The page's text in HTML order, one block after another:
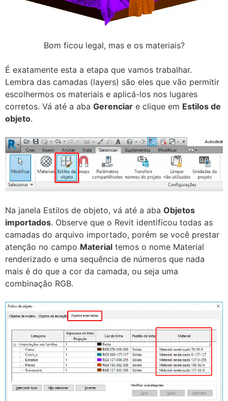
Bom ficou legal, mas e os materiais?
É exatamente esta a etapa que vamos trabalhar.
Lembra das camadas (layers) são eles que vão permitir
escolhermos os materiais e aplicá-los nos lugares
corretos. Vá até a aba Gerenciar e clique em Estilos de
objeto.
Na janela Estilos de objeto, vá até a aba Objetos
importados. Observe que o Revit identificou todas as
camadas do arquivo importado, porém se você prestar
atenção no campo Material temos o nome Material
renderizado e uma sequência de números que nada
mais é do que a cor da camada, ou seja uma
combinação RGB.